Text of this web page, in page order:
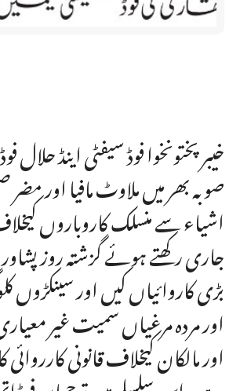
خیبرپختونخوا فوڈ سیفٹی اینڈ حلال
صوبہ بھر میں ملاوٹ مافیا اور
اشیاء سے منسلک کاروباروں
جاری رکھتے ہوئے گزشتہ روز پشاور
بڑی کاروائیاں کیں اور
اور مردہ مرغیاں سمیت غیر
اور مالکان کیخلاف قانونی کارروائی